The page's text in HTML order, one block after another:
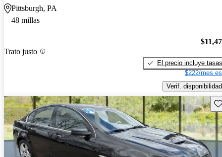
Pittsburgh, PA
48 millas
Trato justo
El precio incluye tasas
$222/mes
Verif. disponibilidad